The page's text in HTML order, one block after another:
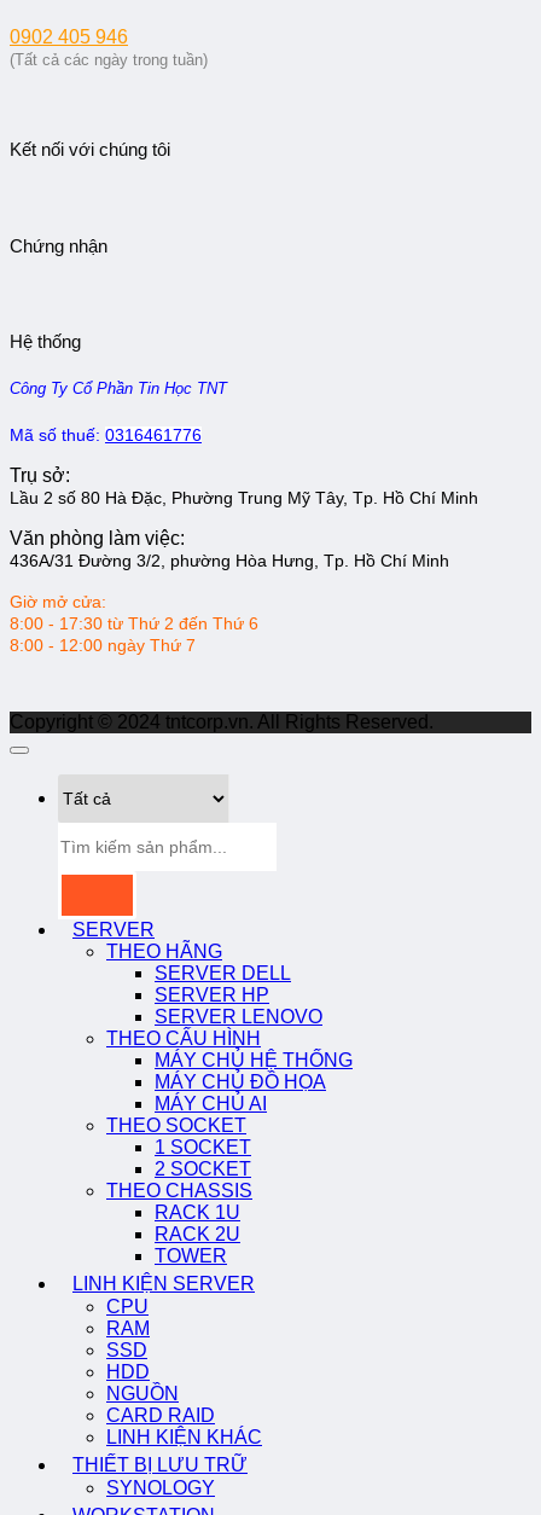
0902 405 946
(Tất cả các ngày trong tuần)
Kết nối với chúng tôi
Chứng nhận
Hệ thống
Công Ty Cổ Phần Tin Học TNT
Mã số thuế: 0316461776
Trụ sở:
Lầu 2 số 80 Hà Đặc, Phường Trung Mỹ Tây, Tp. Hồ Chí Minh
Văn phòng làm việc:
436A/31 Đường 3/2, phường Hòa Hưng, Tp. Hồ Chí Minh
Giờ mở cửa:
8:00 - 17:30 từ Thứ 2 đến Thứ 6
8:00 - 12:00 ngày Thứ 7
Copyright © 2024 tntcorp.vn. All Rights Reserved.
kiếm:
SERVER
THEO HÃNG
SERVER DELL
SERVER HP
SERVER LENOVO
THEO CẤU HÌNH
MÁY CHỦ HỆ THỐNG
MÁY CHỦ ĐỒ HỌA
MÁY CHỦ AI
THEO SOCKET
1 SOCKET
2 SOCKET
THEO CHASSIS
RACK 1U
RACK 2U
TOWER
LINH KIỆN SERVER
CPU
RAM
SSD
HDD
NGUỒN
CARD RAID
LINH KIỆN KHÁC
THIẾT BỊ LƯU TRỮ
SYNOLOGY